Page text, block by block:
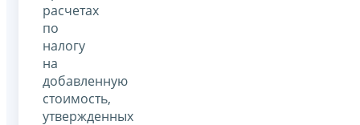
расчетах
по
налогу
на
добавленную
стоимость,
утвержденных